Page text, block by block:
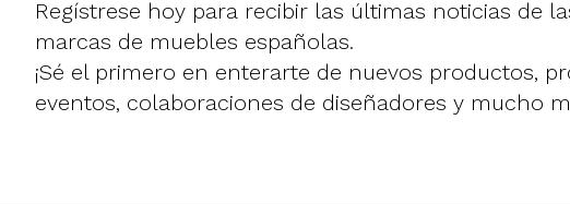
Regístrese hoy para recibir las últimas noticias de
marcas de muebles españolas.
¡Sé el primero en enterarte de nuevos productos,
eventos, colaboraciones de diseñadores y mucho